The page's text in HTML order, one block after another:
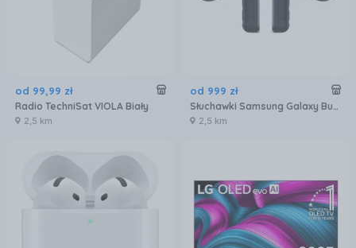
od 99,99 zł
Radio TechniSat VIOLA Biały
2,5 km
od 999 zł
Słuchawki Samsung Galaxy Buds4 Pro czarne
2,5 km